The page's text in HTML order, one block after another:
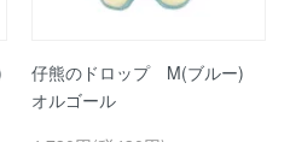
仔熊のドロップ M(ブルー)
オルゴール